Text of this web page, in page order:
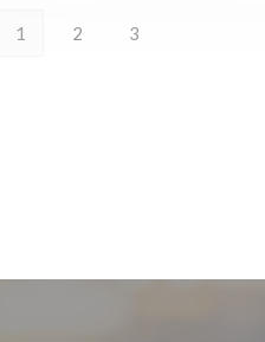
1 2 3